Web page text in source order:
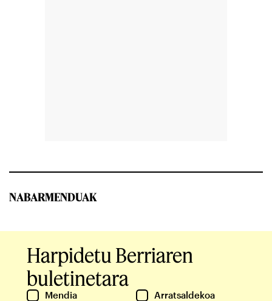
NABARMENDUAK
Harpidetu Berriaren
buletinetara
Mendia
Arratsaldekoa